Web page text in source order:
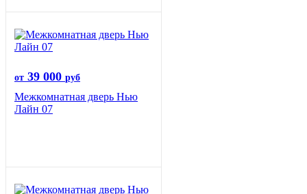
от 39 000 руб
Межкомнатная дверь Нью
Лайн 07